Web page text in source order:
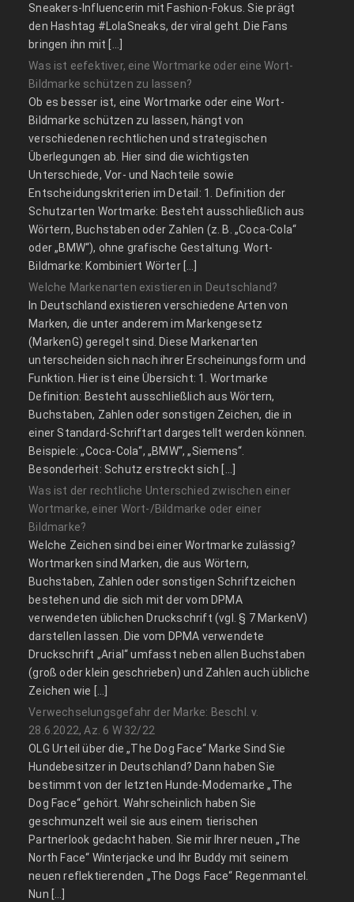
Sneakers-Influencerin mit Fashion-Fokus. Sie prägt
den Hashtag #LolaSneaks, der viral geht. Die Fans
bringen ihn mit […]
Was ist eefektiver, eine Wortmarke oder eine Wort-
Bildmarke schützen zu lassen?
Ob es besser ist, eine Wortmarke oder eine Wort-
Bildmarke schützen zu lassen, hängt von
verschiedenen rechtlichen und strategischen
Überlegungen ab. Hier sind die wichtigsten
Unterschiede, Vor- und Nachteile sowie
Entscheidungskriterien im Detail: 1. Definition der
Schutzarten Wortmarke: Besteht ausschließlich aus
Wörtern, Buchstaben oder Zahlen (z. B. „Coca-Cola“
oder „BMW“), ohne grafische Gestaltung. Wort-
Bildmarke: Kombiniert Wörter […]
Welche Markenarten existieren in Deutschland?
In Deutschland existieren verschiedene Arten von
Marken, die unter anderem im Markengesetz
(MarkenG) geregelt sind. Diese Markenarten
unterscheiden sich nach ihrer Erscheinungsform und
Funktion. Hier ist eine Übersicht: 1. Wortmarke
Definition: Besteht ausschließlich aus Wörtern,
Buchstaben, Zahlen oder sonstigen Zeichen, die in
einer Standard-Schriftart dargestellt werden können.
Beispiele: „Coca-Cola“, „BMW“, „Siemens“.
Besonderheit: Schutz erstreckt sich […]
Was ist der rechtliche Unterschied zwischen einer
Wortmarke, einer Wort-/Bildmarke oder einer
Bildmarke?
Welche Zeichen sind bei einer Wortmarke zulässig?
Wortmarken sind Marken, die aus Wörtern,
Buchstaben, Zahlen oder sonstigen Schriftzeichen
bestehen und die sich mit der vom DPMA
verwendeten üblichen Druckschrift (vgl. § 7 MarkenV)
darstellen lassen. Die vom DPMA verwendete
Druckschrift „Arial“ umfasst neben allen Buchstaben
(groß oder klein geschrieben) und Zahlen auch übliche
Zeichen wie […]
Verwechselungsgefahr der Marke: Beschl. v.
28.6.2022, Az. 6 W 32/22
OLG Urteil über die „The Dog Face“ Marke Sind Sie
Hundebesitzer in Deutschland? Dann haben Sie
bestimmt von der letzten Hunde-Modemarke „The
Dog Face“ gehört. Wahrscheinlich haben Sie
geschmunzelt weil sie aus einem tierischen
Partnerlook gedacht haben. Sie mir Ihrer neuen „The
North Face“ Winterjacke und Ihr Buddy mit seinem
neuen reflektierenden „The Dogs Face“ Regenmantel.
Nun […]